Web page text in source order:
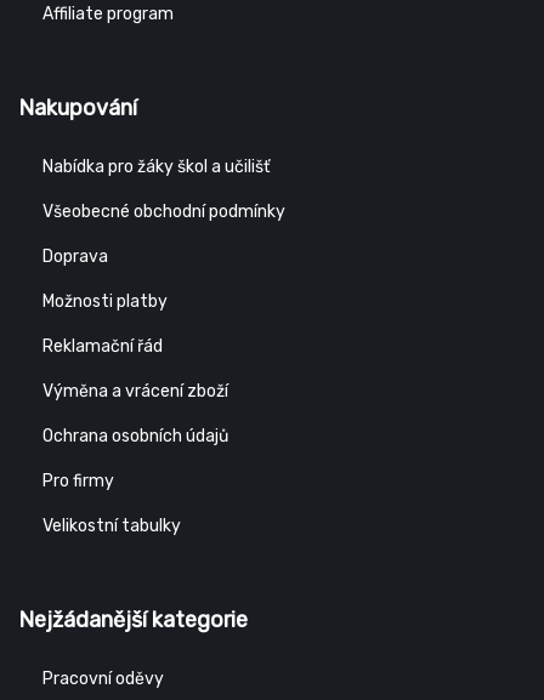
Affiliate program
Nakupování
Nabídka pro žáky škol a učilišť
Všeobecné obchodní podmínky
Doprava
Možnosti platby
Reklamační řád
Výměna a vrácení zboží
Ochrana osobních údajů
Pro firmy
Velikostní tabulky
Nejžádanější kategorie
Pracovní oděvy